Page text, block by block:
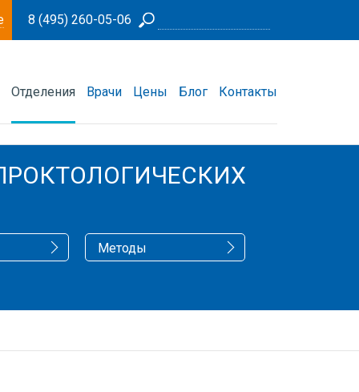
8 (495) 260-05-06
Отделения Врачи Цены Блог Контакты
Методы